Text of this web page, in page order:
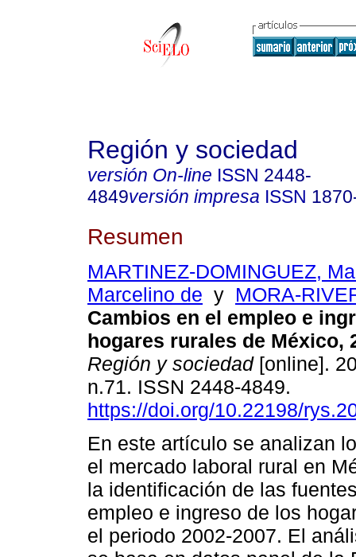
Región y sociedad
versión On-line ISSN 2448-
4849versión impresa ISSN
Resumen
MARTINEZ-DOMINGUEZ,
Marcelino de y MORA-
Cambios en el empleo e
hogares rurales de México,
Región y sociedad[online].
n.71. ISSN 2448-4849.
https://doi.org/10.22198/
En este artículo se analizan
el mercado laboral rural en
la identificación de las
empleo e ingreso de los
el periodo 2002-2007. El